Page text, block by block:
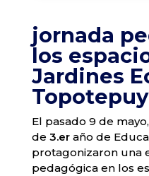
jornada
los
Jardines
Topotepuy
El pasado 9 de
de 3.eraño de
protagonizaron una
pedagógica en los